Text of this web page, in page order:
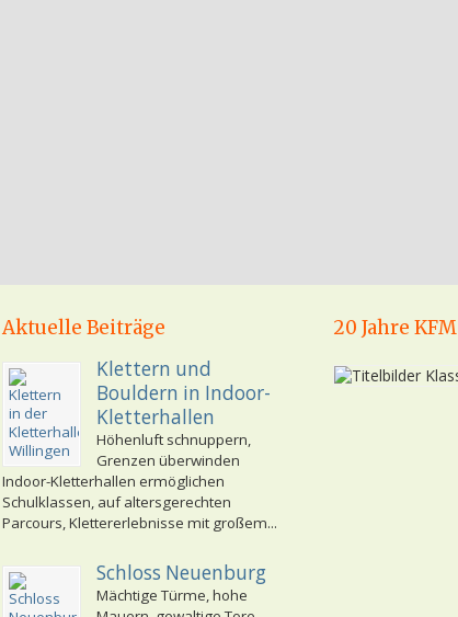
Aktuelle Beiträge
Klettern und
Bouldern in Indoor-
Kletterhallen
Höhenluft schnuppern,
Grenzen überwinden
Indoor-Kletterhallen ermöglichen
Schulklassen, auf altersgerechten
Parcours, Klettererlebnisse mit großem...
Schloss Neuenburg
Mächtige Türme, hohe
20 Jahre KFM